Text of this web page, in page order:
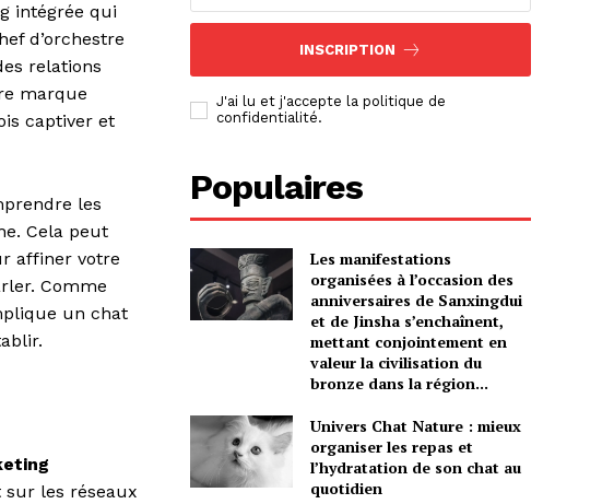
intégrée qui
d’orchestre
relations
marque
captiver et
les
Cela peut
affiner votre
Comme
un chat
les réseaux
INSCRIPTION
J'ai lu et j'accepte la politique de
confidentialité.
Populaires
Les manifestations
organisées à l’occasion des
anniversaires de Sanxingdui
et de Jinsha s’enchaînent,
mettant conjointement en
valeur la civilisation du
bronze dans la région...
Univers Chat Nature : mieux
organiser les repas et
l’hydratation de son chat au
quotidien